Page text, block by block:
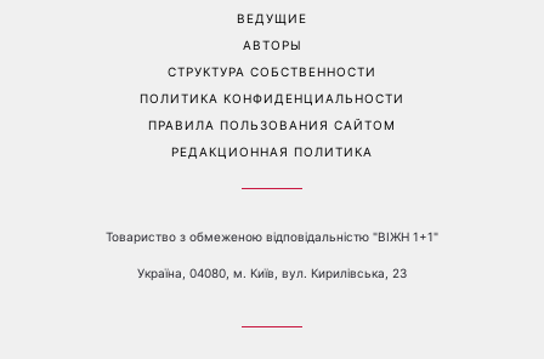
ВЕДУЩИЕ
АВТОРЫ
СТРУКТУРА СОБСТВЕННОСТИ
ПОЛИТИКА КОНФИДЕНЦИАЛЬНОСТИ
ПРАВИЛА ПОЛЬЗОВАНИЯ САЙТОМ
РЕДАКЦИОННАЯ ПОЛИТИКА
Товариство з обмеженою відповідальністю "ВІЖН 1+1"
Україна, 04080, м. Київ, вул. Кирилівська, 23